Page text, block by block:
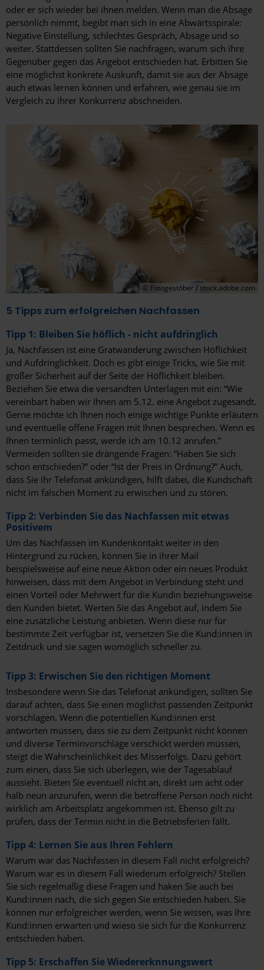
oder er sich wieder bei ihnen melden. Wenn man die Absage
persönlich nimmt, begibt man sich in eine Abwärtsspirale:
Negative Einstellung, schlechtes Gespräch, Absage und so
weiter. Stattdessen sollten Sie nachfragen, warum sich ihre
Gegenüber gegen das Angebot entschieden hat. Erbitten Sie
eine möglichst konkrete Auskunft, damit sie aus der Absage
auch etwas lernen können und erfahren, wie genau sie im
Vergleich zu ihrer Konkurrenz abschneiden.
© Fotogestöber / stock.adobe.com
5 Tipps zum erfolgreichen Nachfassen
Tipp 1: Bleiben Sie höflich - nicht aufdringlich
Ja, Nachfassen ist eine Gratwanderung zwischen Höflichkeit
und Aufdringlichkeit. Doch es gibt einige Tricks, wie Sie mit
großer Sicherheit auf der Seite der Höflichkeit bleiben.
Beziehen Sie etwa die versandten Unterlagen mit ein: “Wie
vereinbart haben wir Ihnen am 5.12. eine Angebot zugesandt.
Gerne möchte ich Ihnen noch einige wichtige Punkte erläutern
und eventuelle offene Fragen mit Ihnen besprechen. Wenn es
Ihnen terminlich passt, werde ich am 10.12 anrufen.”
Vermeiden sollten sie drängende Fragen: “Haben Sie sich
schon entschieden?” oder “Ist der Preis in Ordnung?” Auch,
dass Sie ihr Telefonat ankündigen, hilft dabei, die Kundschaft
nicht im falschen Moment zu erwischen und zu stören.
Tipp 2: Verbinden Sie das Nachfassen mit etwas
Positivem
Um das Nachfassen im Kundenkontakt weiter in den
Hintergrund zu rücken, können Sie in ihrer Mail
beispielsweise auf eine neue Aktion oder ein neues Produkt
hinweisen, dass mit dem Angebot in Verbindung steht und
einen Vorteil oder Mehrwert für die Kundin beziehungsweise
den Kunden bietet. Werten Sie das Angebot auf, indem Sie
eine zusätzliche Leistung anbieten. Wenn diese nur für
bestimmte Zeit verfügbar ist, versetzen Sie die Kund:innen in
Zeitdruck und sie sagen womöglich schneller zu.
Tipp 3: Erwischen Sie den richtigen Moment
Insbesondere wenn Sie das Telefonat ankündigen, sollten Sie
darauf achten, dass Sie einen möglichst passenden Zeitpunkt
vorschlagen. Wenn die potentiellen Kund:innen erst
antworten müssen, dass sie zu dem Zeitpunkt nicht können
und diverse Terminvorschläge verschickt werden müssen,
steigt die Wahrscheinlichkeit des Misserfolgs. Dazu gehört
zum einen, dass Sie sich überlegen, wie der Tagesablauf
aussieht. Bieten Sie eventuell nicht an, direkt um acht oder
halb neun anzurufen, wenn die betroffene Person noch nicht
wirklich am Arbeitsplatz angekommen ist. Ebenso gilt zu
prüfen, dass der Termin nicht in die Betriebsferien fällt.
Tipp 4: Lernen Sie aus Ihren Fehlern
Warum war das Nachfassen in diesem Fall nicht erfolgreich?
Warum war es in diesem Fall wiederum erfolgreich? Stellen
Sie sich regelmäßig diese Fragen und haken Sie auch bei
Kund:innen nach, die sich gegen Sie entschieden haben. Sie
können nur erfolgreicher werden, wenn Sie wissen, was Ihre
Kund:innen erwarten und wieso sie sich für die Konkurrenz
entschieden haben.
Tipp 5: Erschaffen Sie Wiedererknnungswert